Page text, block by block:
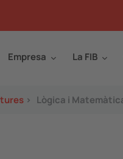
Empresa La FIB
> Lògica i